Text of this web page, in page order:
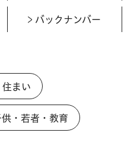
バックナンバー
住まい
供・若者・教育